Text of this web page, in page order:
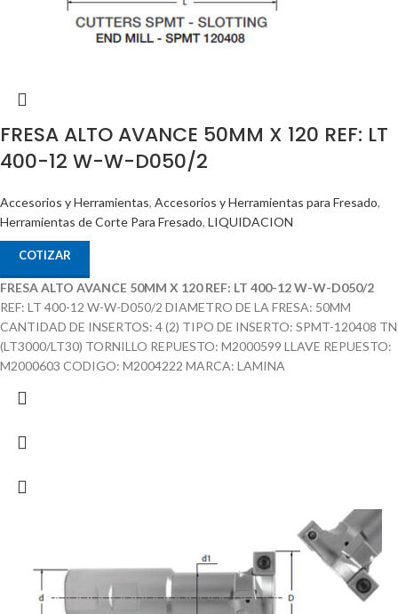
FRESA ALTO AVANCE 50MM X 120 REF: LT
400-12 W-W-D050/2
Accesorios y Herramientas, Accesorios y Herramientas para Fresado,
Herramientas de Corte Para Fresado, LIQUIDACION
COTIZAR
FRESA ALTO AVANCE 50MM X 120 REF: LT 400-12 W-W-D050/2
REF: LT 400-12 W-W-D050/2 DIAMETRO DE LA FRESA: 50MM
CANTIDAD DE INSERTOS: 4 (2) TIPO DE INSERTO: SPMT-120408 TN
(LT3000/LT30) TORNILLO REPUESTO: M2000599 LLAVE REPUESTO:
M2000603 CODIGO: M2004222 MARCA: LAMINA